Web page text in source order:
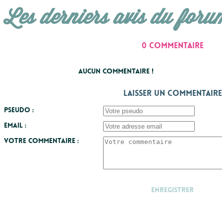
Les derniers avis du
0 commentaire
Aucun commentaire !
Laisser un commentaire
Pseudo :
Email :
Votre commentaire :
Enregistrer